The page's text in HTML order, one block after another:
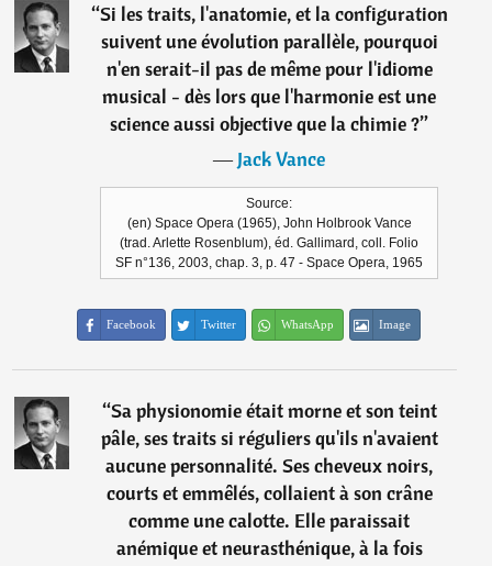
“Si les traits, l'anatomie, et la configuration
suivent une évolution parallèle, pourquoi
n'en serait-il pas de même pour l'idiome
musical - dès lors que l'harmonie est une
science aussi objective que la chimie ?”
―Jack Vance
Source:
(en) Space Opera (1965), John Holbrook Vance
(trad. Arlette Rosenblum), éd. Gallimard, coll. Folio
SF n°136, 2003, chap. 3, p. 47 - Space Opera, 1965
Facebook Twitter WhatsApp Image
“Sa physionomie était morne et son teint
pâle, ses traits si réguliers qu'ils n'avaient
aucune personnalité. Ses cheveux noirs,
courts et emmêlés, collaient à son crâne
comme une calotte. Elle paraissait
anémique et neurasthénique, à la fois